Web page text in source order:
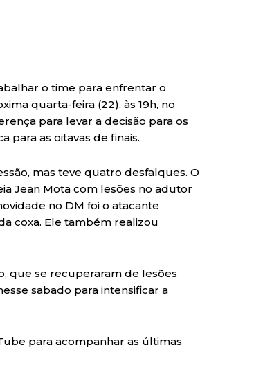
o time para enfrentar o
quarta-feira (22), às 19h, no
para levar a decisão para os
para as oitavas de finais.
mas teve quatro desfalques. O
Jean Mota com lesões no adutor
no DM foi o atacante
coxa. Ele também realizou
que se recuperaram de lesões
sabado para intensificar a
para acompanhar as últimas